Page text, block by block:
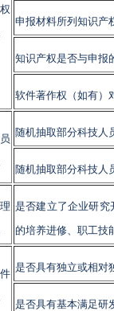
申报材料所列知识产
知识产权是否与申报
软件著作权（如有）
随机抽取部分科技人
随机抽取部分科技人
是否建立了企业研究
的培养进修、职工技
是否具有独立或相对
是否具有基本满足研